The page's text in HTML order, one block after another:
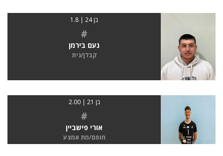
בן 24 | 1.8
#
נעם בירמן
קבלן/נית
בן 21 | 2.00
#
אורי פישביין
חוסם/מת אמצע